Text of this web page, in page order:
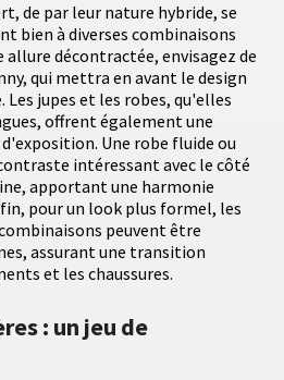
de par leur nature hybride, se
bien à diverses combinaisons
décontractée, envisagez de
qui mettra en avant le design
jupes et les robes, qu'elles
offrent également une
Une robe fluide ou
intéressant avec le côté
apportant une harmonie
pour un look plus formel, les
peuvent être
assurant une transition
et les chaussures.
: un jeu de